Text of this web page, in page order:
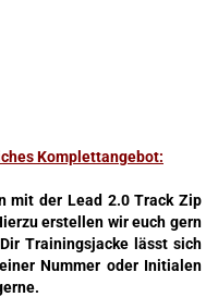
Komplettangebot:
mit der Lead 2.0 Track Zip
erstellen wir euch gern
Trainingsjacke lässt sich
Nummer oder Initialen